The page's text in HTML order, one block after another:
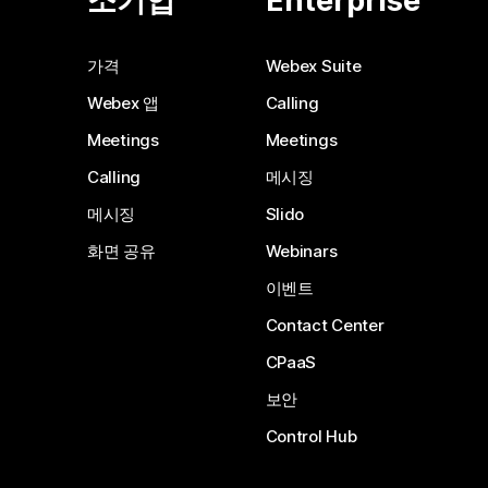
가격
Webex 앱
Meetings
Calling
메시징
화면 공유
Webex Suite
Calling
Meetings
메시징
Slido
Webinars
이벤트
Contact Center
CPaaS
보안
Control Hub